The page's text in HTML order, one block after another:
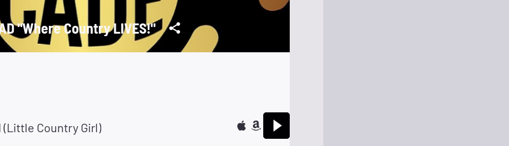
99.3 KCAD "Where Country LIVES!"
(Little Country Girl)